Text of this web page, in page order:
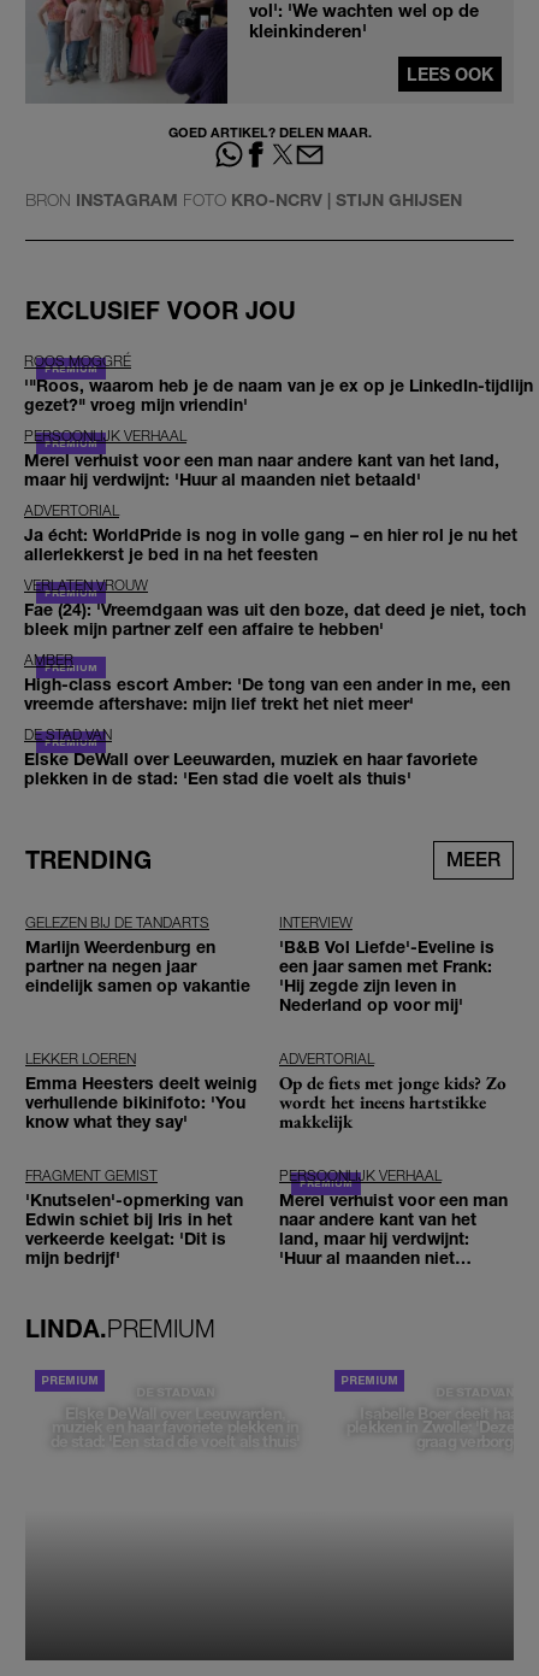
vol': 'We wachten wel op de
kleinkinderen'
LEES OOK
GOED ARTIKEL? DELEN MAAR.
BRON INSTAGRAM FOTO KRO-NCRV | STIJN GHIJSEN
EXCLUSIEF VOOR JOU
ROOS MOGGRÉ
'"Roos, waarom heb je de naam van je ex op je LinkedIn-tijdlijn
gezet?" vroeg mijn vriendin'
PERSOONLIJK VERHAAL
Merel verhuist voor een man naar andere kant van het land,
maar hij verdwijnt: 'Huur al maanden niet betaald'
ADVERTORIAL
Ja écht: WorldPride is nog in volle gang – en hier rol je nu het
allerlekkerst je bed in na het feesten
VERLATEN VROUW
Fae (24): 'Vreemdgaan was uit den boze, dat deed je niet, toch
bleek mijn partner zelf een affaire te hebben'
AMBER
High-class escort Amber: 'De tong van een ander in me, een
vreemde aftershave: mijn lief trekt het niet meer'
DE STAD VAN
Elske DeWall over Leeuwarden, muziek en haar favoriete
plekken in de stad: 'Een stad die voelt als thuis'
TRENDING MEER
GELEZEN BIJ DE TANDARTS
Marlijn Weerdenburg en
partner na negen jaar
eindelijk samen op vakantie
INTERVIEW
'B&B Vol Liefde'-Eveline is
een jaar samen met Frank:
'Hij zegde zijn leven in
Nederland op voor mij'
LEKKER LOEREN
Emma Heesters deelt weinig
verhullende bikinifoto: 'You
know what they say'
ADVERTORIAL
Op de fiets met jonge kids? Zo
wordt het ineens hartstikke
makkelijk
FRAGMENT GEMIST
'Knutselen'-opmerking van
Edwin schiet bij Iris in het
verkeerde keelgat: 'Dit is
mijn bedrijf'
PERSOONLIJK VERHAAL
Merel verhuist voor een man
naar andere kant van het
land, maar hij verdwijnt:
'Huur al maanden niet
LINDA.PREMIUM
DE STAD VAN
Elske DeWall over Leeuwarden,
muziek en haar favoriete plekken in
de stad: 'Een stad die voelt als thuis'
DE STAD VAN
Isabelle Boer deelt haar
plekken in Zwolle: 'Deze
graag verborgen'